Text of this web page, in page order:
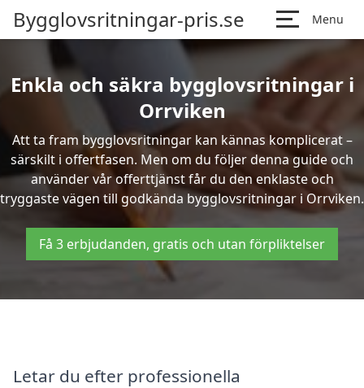
Bygglovsritningar-pris.se Menu
Enkla och säkra bygglovsritningar i
Orrviken
Att ta fram bygglovsritningar kan kännas komplicerat –
särskilt i offertfasen. Men om du följer denna guide och
använder vår offerttjänst får du den enklaste och
tryggaste vägen till godkända bygglovsritningar i Orrviken.
Få 3 erbjudanden, gratis och utan förpliktelser
Letar du efter professionella